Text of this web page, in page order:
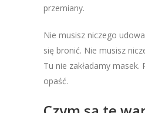
przemiany.
Nie musisz niczego
się bronić. Nie musisz
Tu nie zakładamy masek.
opaść.